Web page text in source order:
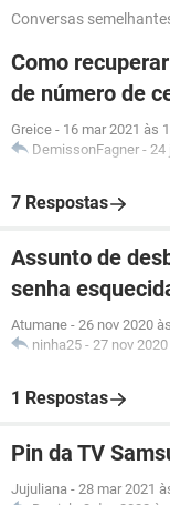
Conversas
Como
de número de
Greice - 16 mar 2021 às
DemissonFagner - 24
7 Respostas
Assunto de
senha
Atumane - 26 nov 2020
ninha25 - 27 nov
1 Respostas
Pin da TV
Jujuliana - 28 mar 2021